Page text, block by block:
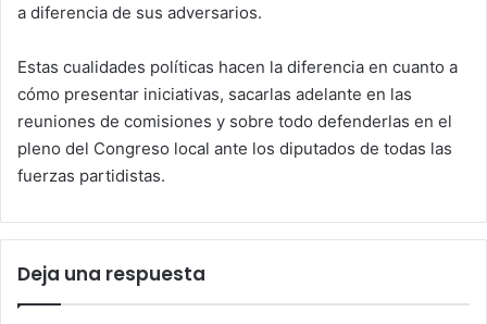
a diferencia de sus adversarios.
Estas cualidades políticas hacen la diferencia en cuanto a
cómo presentar iniciativas, sacarlas adelante en las
reuniones de comisiones y sobre todo defenderlas en el
pleno del Congreso local ante los diputados de todas las
fuerzas partidistas.
Deja una respuesta